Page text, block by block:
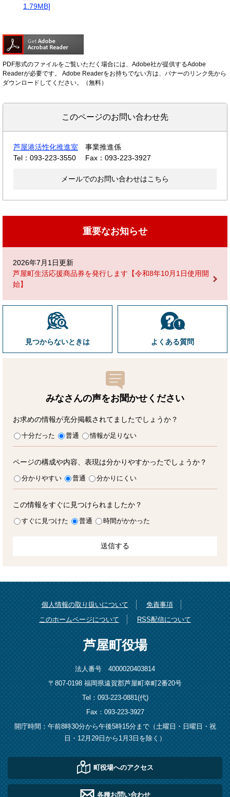
1.79MB]
PDF形式のファイルをご覧いただく場合には、Adobe社が提供するAdobe
Readerが必要です。
Adobe Readerをお持ちでない方は、バナーのリンク先から
ダウンロードしてください。（無料）
このページのお問い合わせ先
芦屋港活性化推進室
事業推進係
Tel：093-223-3550
Fax：093-223-3927
メールでのお問い合わせはこちら
重要なお知らせ
2026年7月1日更新
芦屋町生活応援商品券を発行します【令和8年10月1日使用開
始】
見つからないときは よくある質問
みなさんの声をお聞かせ ください
お求めの情報が充分掲載されてましたでしょうか？
十分だった 普通 情報が足りない
ページの構成や内容、表現は分かりやすかったでしょうか？
分かりやすい 普通 分かりにくい
この情報をすぐに見つけられましたか？
すぐに見つけた 普通 時間がかかった
個人情報の取り扱いについて
免責事項
このホームページについて
RSS配信について
芦屋町役場
法人番号 4000020403814
〒807-0198 福岡県遠賀郡芦屋町幸町2番20号
Tel：093-223-0881(代)
Fax：093-223-3927
開庁時間：午前8時30分から午後5時15分まで（土曜日・日曜日・祝
日・12月29日から1月3日を除く）
町役場へのアクセス
各種お問い合わせ